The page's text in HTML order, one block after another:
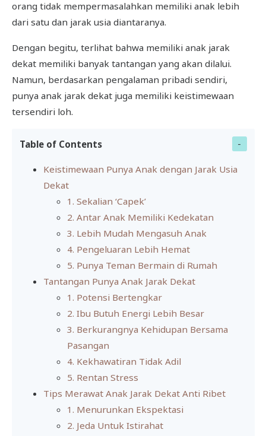
orang tidak mempermasalahkan memiliki anak lebih
dari satu dan jarak usia diantaranya.
Dengan begitu, terlihat bahwa memiliki anak jarak
dekat memiliki banyak tantangan yang akan dilalui.
Namun, berdasarkan pengalaman pribadi sendiri,
punya anak jarak dekat juga memiliki keistimewaan
tersendiri loh.
Table of Contents
Keistimewaan Punya Anak dengan Jarak Usia
Dekat
1. Sekalian ‘Capek’
2. Antar Anak Memiliki Kedekatan
3. Lebih Mudah Mengasuh Anak
4. Pengeluaran Lebih Hemat
5. Punya Teman Bermain di Rumah
Tantangan Punya Anak Jarak Dekat
1. Potensi Bertengkar
2. Ibu Butuh Energi Lebih Besar
3. Berkurangnya Kehidupan Bersama
Pasangan
4. Kekhawatiran Tidak Adil
5. Rentan Stress
Tips Merawat Anak Jarak Dekat Anti Ribet
1. Menurunkan Ekspektasi
2. Jeda Untuk Istirahat